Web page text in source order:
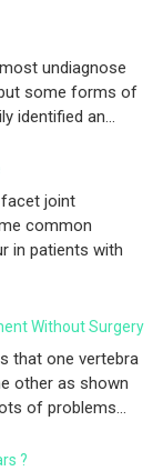
undiagnose
some forms of
identified an...
joint
common
in patients with
Without Surgery
that one vertebra
other as shown
of problems...
?